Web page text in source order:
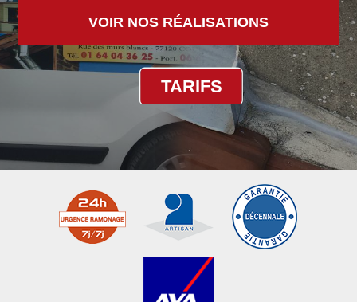
VOIR NOS RÉALISATIONS
TARIFS